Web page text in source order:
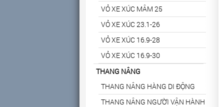
VỎ XE XÚC MÂM 25
VỎ XE XÚC 23.1-26
VỎ XE XÚC 16.9-28
VỎ XE XÚC 16.9-30
THANG NÂNG
THANG NÂNG HÀNG DI ĐỘNG
THANG NÂNG NGƯỜI VẬN HÀNH